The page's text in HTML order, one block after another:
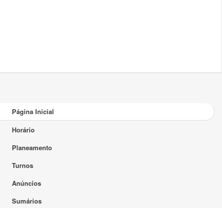
Página Inicial
Horário
Planeamento
Turnos
Anúncios
Sumários